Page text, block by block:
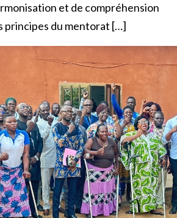
et de compréhension
principes du mentorat […]